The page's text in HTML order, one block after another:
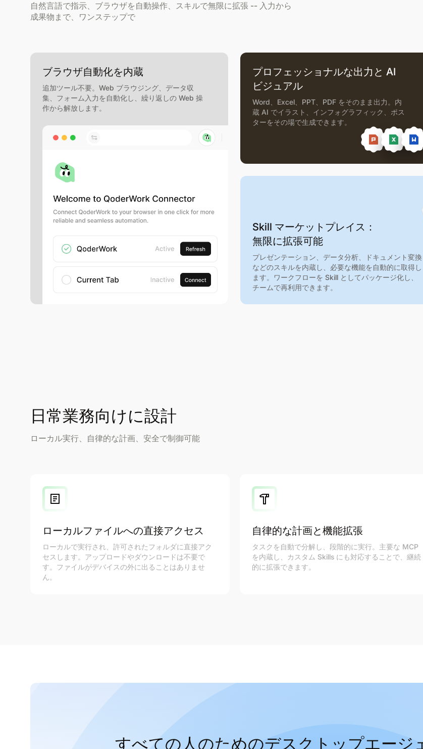
自然言語で指示、ブラウザを自動操作、スキルで無限に拡張 -- 入力から
成果物まで、ワンステップで
ブラウザ自動化を内蔵
追加ツール不要。Web ブラウジング、データ収
集、フォーム入力を自動化し、繰り返しの Web 操
作から解放します。
プロフェッショナルな出力と AI
ビジュアル
Word、Excel、PPT、PDF をそのまま出力。内
蔵 AI でイラスト、インフォグラフィック、ポス
ターをその場で生成できます。
Skill マーケットプレイス：
無限に拡張可能
プレゼンテーション、データ分析、ドキュメント変換
などのスキルを内蔵し、必要な機能を自動的に取得し
ます。ワークフローを Skill としてパッケージ化し、
チームで再利用できます。
日常業務向けに設計
ローカル実行、自律的な計画、安全で制御可能
ローカルファイルへの直接アクセス
ローカルで実行され、許可されたフォルダに直接アク
セスします。アップロードやダウンロードは不要で
す。ファイルがデバイスの外に出ることはありませ
ん。
自律的な計画と機能拡張
タスクを自動で分解し、段階的に実行。主要な MCP
を内蔵し、カスタム Skills にも対応することで、継続
的に拡張できます。
すべての人のためのデスクトップエージ